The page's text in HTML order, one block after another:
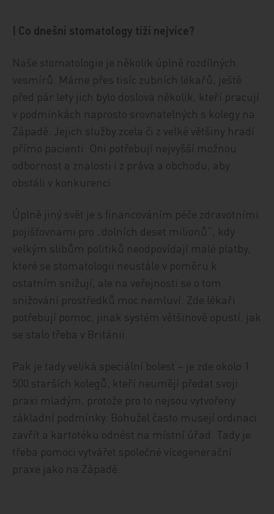
| Co dnešní stomatology tíží nejvíce?
Naše stomatologie je několik úplně rozdílných
vesmírů. Máme přes tisíc zubních lékařů, ještě
před pár lety jich bylo doslova několik, kteří pracují
v podmínkách naprosto srovnatelných s kolegy na
Západě. Jejich služby zcela či z velké většiny hradí
přímo pacienti. Oni potřebují nejvyšší možnou
odbornost a znalosti i z práva a obchodu, aby
obstáli v konkurenci.
Úplně jiný svět je s financováním péče zdravotními
pojišťovnami pro „dolních deset milionů“, kdy
velkým slibům politiků neodpovídají malé platby,
které se stomatologii neustále v poměru k
ostatním snižují, ale na veřejnosti se o tom
snižování prostředků moc nemluví. Zde lékaři
potřebují pomoc, jinak systém většinově opustí, jak
se stalo třeba v Británii.
Pak je tady veliká speciální bolest – je zde okolo 1
500 starších kolegů, kteří neumějí předat svoji
praxi mladým, protože pro to nejsou vytvořeny
základní podmínky. Bohužel často musejí ordinaci
zavřít a kartotéku odnést na místní úřad. Tady je
třeba pomoci vytvářet společné vícegenerační
praxe jako na Západě.